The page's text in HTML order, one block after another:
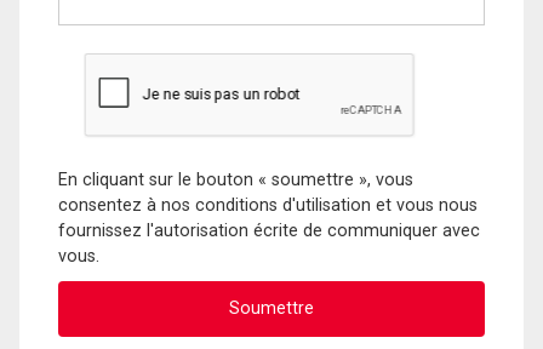
En cliquant sur le bouton « soumettre », vous
consentez à nos conditions d'utilisation et vous nous
fournissez l'autorisation écrite de communiquer avec
vous.